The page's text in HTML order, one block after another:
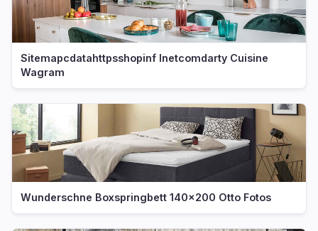
Sitemapcdatahttpsshopinf Inetcomdarty Cuisine
Wagram
Wunderschne Boxspringbett 140x200 Otto Fotos